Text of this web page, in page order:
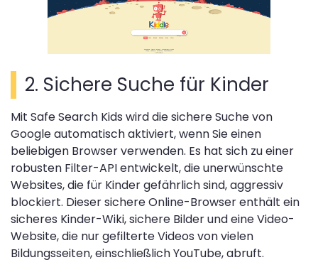
2. Sichere Suche für Kinder
Mit Safe Search Kids wird die sichere Suche von
Google automatisch aktiviert, wenn Sie einen
beliebigen Browser verwenden. Es hat sich zu einer
robusten Filter-API entwickelt, die unerwünschte
Websites, die für Kinder gefährlich sind, aggressiv
blockiert. Dieser sichere Online-Browser enthält ein
sicheres Kinder-Wiki, sichere Bilder und eine Video-
Website, die nur gefilterte Videos von vielen
Bildungsseiten, einschließlich YouTube, abruft.